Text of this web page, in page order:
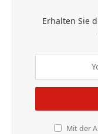
Erhalten Sie
Mit der